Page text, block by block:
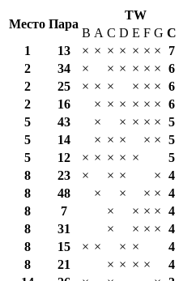
Место Пара
TW
B A C D E F G С
1
13 × × × × × × × 7
2
34 × × × × × × 6
2
25 × × × × × × 6
2
16 × × × × × × 6
5
43 × × × × × 5
5
14 × × × × × 5
5
12 × × × × × 5
8
23 × × × × 4
8
48 × × × × 4
8
7 × × × × 4
8
31 × × × × 4
8
15 × × × × 4
8
21 × × × × 4